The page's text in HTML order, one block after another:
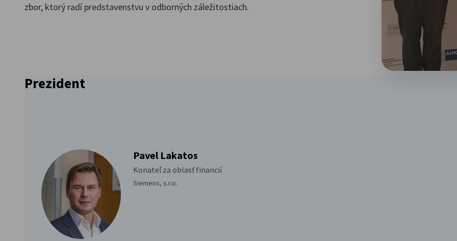
zbor, ktorý radí predstavenstvu v odborných záležitostiach.
Prezident
Pavel Lakatos
Konateľ za oblasť financií
Siemens, s.r.o.